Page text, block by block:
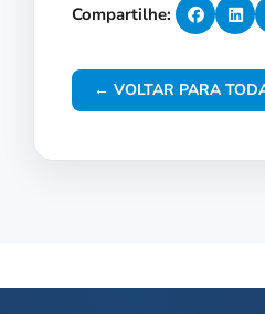
Compartilhe:
← VOLTAR PARA